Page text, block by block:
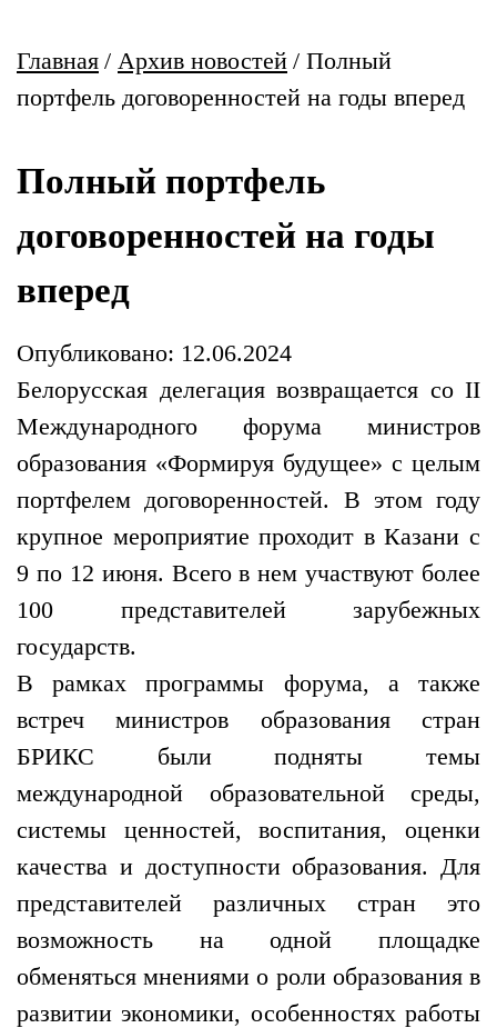
Главная / Архив новостей / Полный
портфель договоренностей на годы вперед
Полный портфель
договоренностей на годы
вперед
Опубликовано: 12.06.2024
Белорусская делегация возвращается со II
Международного форума министров
образования «Формируя будущее» с целым
портфелем договоренностей. В этом году
крупное мероприятие проходит в Казани с
9 по 12 июня. Всего в нем участвуют более
100 представителей зарубежных
государств.
В рамках программы форума, а также
встреч министров образования стран
БРИКС были подняты темы
международной образовательной среды,
системы ценностей, воспитания, оценки
качества и доступности образования. Для
представителей различных стран это
возможность на одной площадке
обменяться мнениями о роли образования в
развитии экономики, особенностях работы